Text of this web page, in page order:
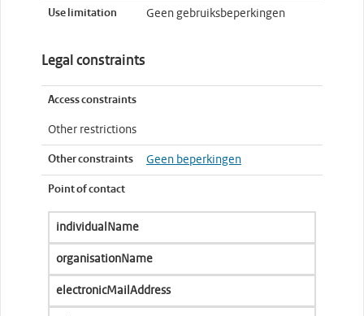
Use limitation Geen gebruiksbeperkingen
Legal constraints
Access constraints
Other restrictions
Other constraints Geen beperkingen
Point of contact
individualName
organisationName
electronicMailAddress